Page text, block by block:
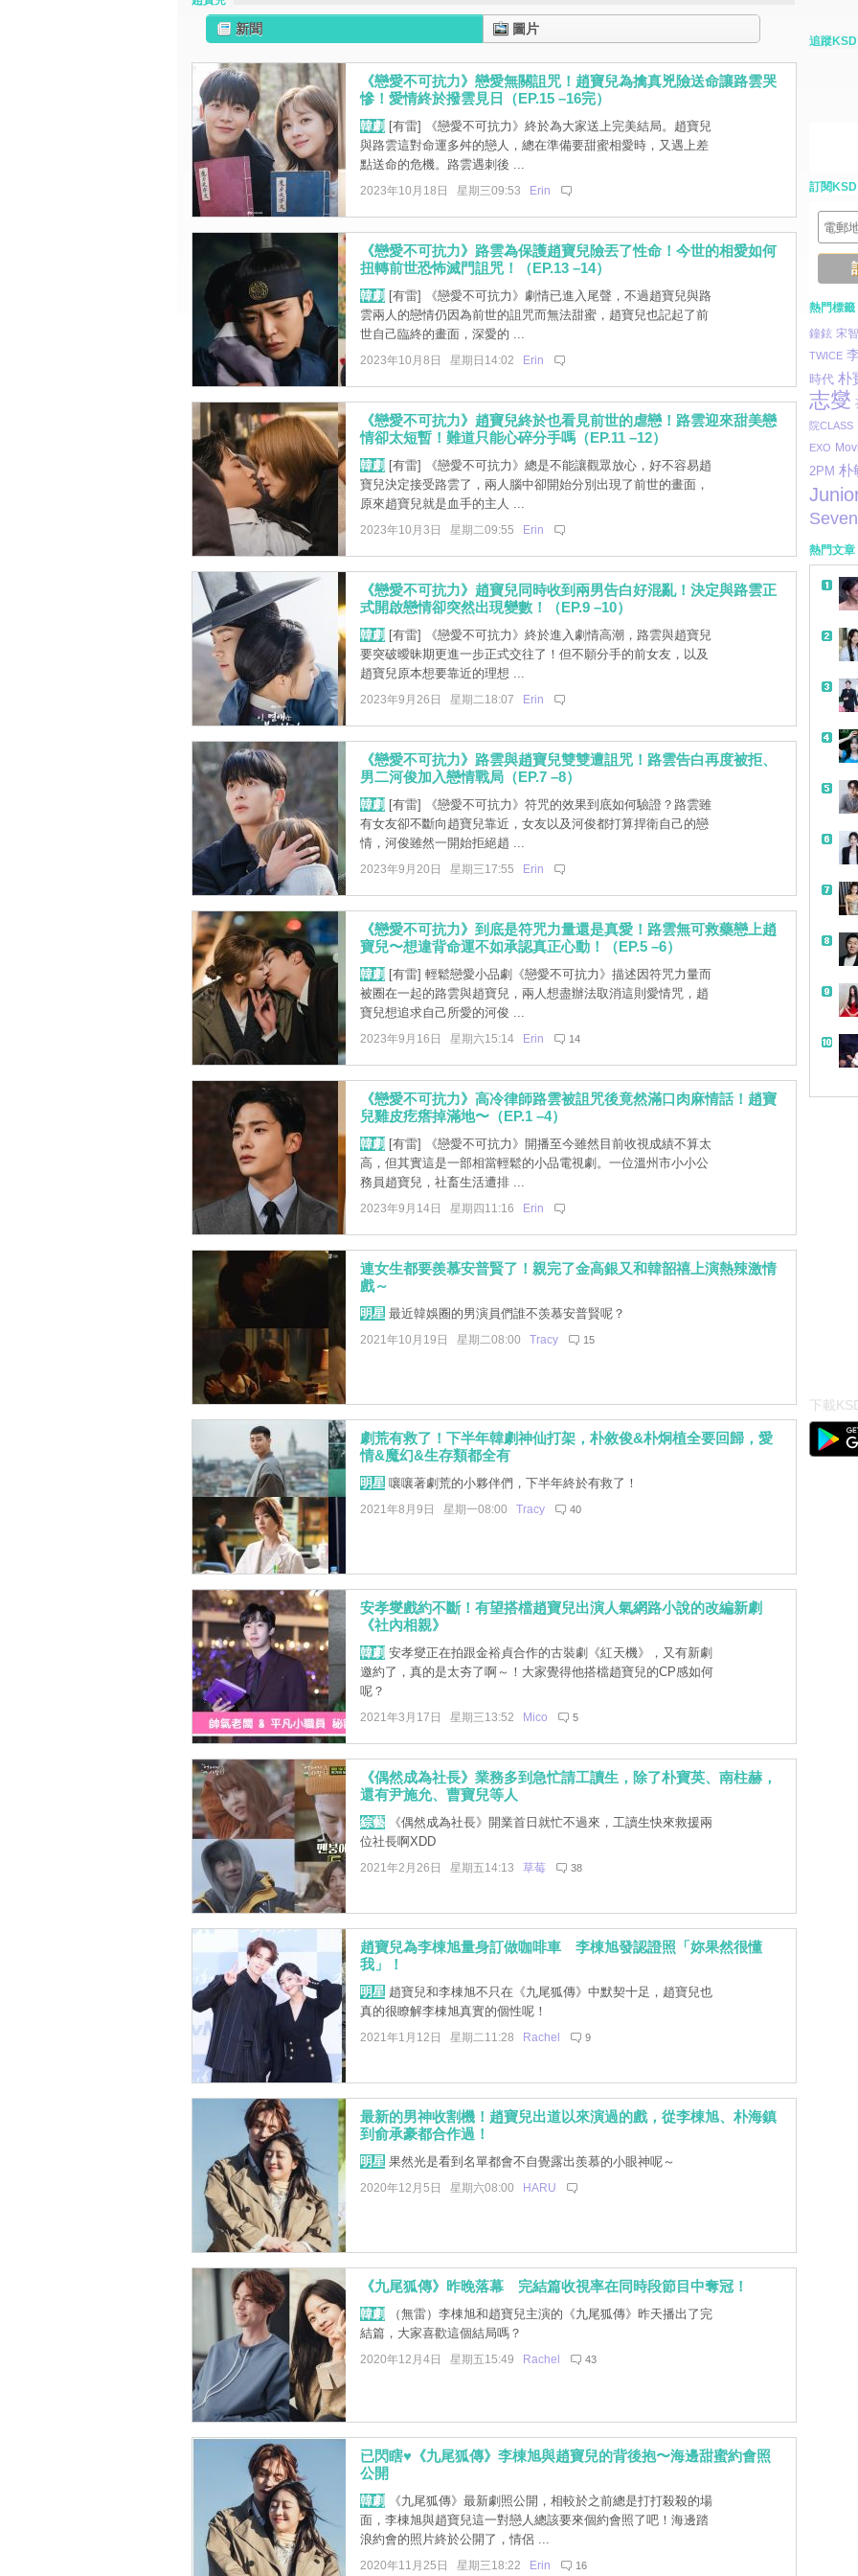
新聞 圖片
《戀愛不可抗力》戀愛無關詛咒！趙寶兒為擒真兇險送命讓路雲哭
慘！愛情終於撥雲見日（EP.15 –16完）
韓劇 [有雷] 《戀愛不可抗力》終於為大家送上完美結局。趙寶兒
與路雲這對命運多舛的戀人，總在準備要甜蜜相愛時，又遇上差
點送命的危機。路雲遇刺後 ...
2023年10月18日 星期三09:53 Erin
《戀愛不可抗力》路雲為保護趙寶兒險丟了性命！今世的相愛如何
扭轉前世恐怖滅門詛咒！（EP.13 –14）
韓劇 [有雷] 《戀愛不可抗力》劇情已進入尾聲，不過趙寶兒與路
雲兩人的戀情仍因為前世的詛咒而無法甜蜜，趙寶兒也記起了前
世自己臨終的畫面，深愛的 ...
2023年10月8日 星期日14:02 Erin
《戀愛不可抗力》趙寶兒終於也看見前世的虐戀！路雲迎來甜美戀
情卻太短暫！難道只能心碎分手嗎（EP.11 –12）
韓劇 [有雷] 《戀愛不可抗力》總是不能讓觀眾放心，好不容易趙
寶兒決定接受路雲了，兩人腦中卻開始分別出現了前世的畫面，
原來趙寶兒就是血手的主人 ...
2023年10月3日 星期二09:55 Erin
《戀愛不可抗力》趙寶兒同時收到兩男告白好混亂！決定與路雲正
式開啟戀情卻突然出現變數！（EP.9 –10）
韓劇 [有雷] 《戀愛不可抗力》終於進入劇情高潮，路雲與趙寶兒
要突破曖昧期更進一步正式交往了！但不願分手的前女友，以及
趙寶兒原本想要靠近的理想 ...
2023年9月26日 星期二18:07 Erin
《戀愛不可抗力》路雲與趙寶兒雙雙遭詛咒！路雲告白再度被拒、
男二河俊加入戀情戰局（EP.7 –8）
韓劇 [有雷] 《戀愛不可抗力》符咒的效果到底如何驗證？路雲雖
有女友卻不斷向趙寶兒靠近，女友以及河俊都打算捍衛自己的戀
情，河俊雖然一開始拒絕趙 ...
2023年9月20日 星期三17:55 Erin
《戀愛不可抗力》到底是符咒力量還是真愛！路雲無可救藥戀上趙
寶兒〜想違背命運不如承認真正心動！（EP.5 –6）
韓劇 [有雷] 輕鬆戀愛小品劇《戀愛不可抗力》描述因符咒力量而
被圈在一起的路雲與趙寶兒，兩人想盡辦法取消這則愛情咒，趙
寶兒想追求自己所愛的河俊 ...
2023年9月16日 星期六15:14 Erin 14
《戀愛不可抗力》高冷律師路雲被詛咒後竟然滿口肉麻情話！趙寶
兒雞皮疙瘩掉滿地〜（EP.1 –4）
韓劇 [有雷] 《戀愛不可抗力》開播至今雖然目前收視成績不算太
高，但其實這是一部相當輕鬆的小品電視劇。一位溫州市小小公
務員趙寶兒，社畜生活遭排 ...
2023年9月14日 星期四11:16 Erin
連女生都要羨慕安普賢了！親完了金高銀又和韓韶禧上演熱辣激情
戲～
明星最近韓娛圈的男演員們誰不羡慕安普賢呢？
2021年10月19日 星期二08:00 Tracy 15
劇荒有救了！下半年韓劇神仙打架，朴敘俊&朴炯植全要回歸，愛
情&魔幻&生存類都全有
明星嚷嚷著劇荒的小夥伴們，下半年終於有救了！
2021年8月9日 星期一08:00 Tracy 40
安孝燮戲約不斷！有望搭檔趙寶兒出演人氣網路小說的改編新劇
《社內相親》
韓劇 安孝燮正在拍跟金裕貞合作的古裝劇《紅天機》，又有新劇
邀約了，真的是太夯了啊～！大家覺得他搭檔趙寶兒的CP感如何
呢？
2021年3月17日 星期三13:52 Mico 5
《偶然成為社長》業務多到急忙請工讀生，除了朴寶英、南柱赫，
還有尹施允、曹寶兒等人
綜藝《偶然成為社長》開業首日就忙不過來，工讀生快來救援兩
位社長啊XDD
2021年2月26日 星期五14:13 草莓 38
趙寶兒為李棟旭量身訂做咖啡車 李棟旭發認證照「妳果然很懂
我」！
明星趙寶兒和李棟旭不只在《九尾狐傳》中默契十足，趙寶兒也
真的很瞭解李棟旭真實的個性呢！
2021年1月12日 星期二11:28 Rachel 9
最新的男神收割機！趙寶兒出道以來演過的戲，從李棟旭、朴海鎮
到俞承豪都合作過！
明星果然光是看到名單都會不自覺露出羨慕的小眼神呢～
2020年12月5日 星期六08:00 HARU
《九尾狐傳》昨晚落幕 完結篇收視率在同時段節目中奪冠！
韓劇 （無雷）李棟旭和趙寶兒主演的《九尾狐傳》昨天播出了完
結篇，大家喜歡這個結局嗎？
2020年12月4日 星期五15:49 Rachel 43
已閃瞎♥《九尾狐傳》李棟旭與趙寶兒的背後抱〜海邊甜蜜約會照
公開
韓劇 《九尾狐傳》最新劇照公開，相較於之前總是打打殺殺的場
面，李棟旭與趙寶兒這一對戀人總該要來個約會照了吧！海邊踏
浪約會的照片終於公開了，情侶 ...
2020年11月25日 星期三18:22 Erin 16
追蹤KSD
訂閱KSD
熱門標籤
鐘鉉 宋
TWICE
時代 朴
志燮
院CLASS
EXO
2PM 朴
熱門文章
下載